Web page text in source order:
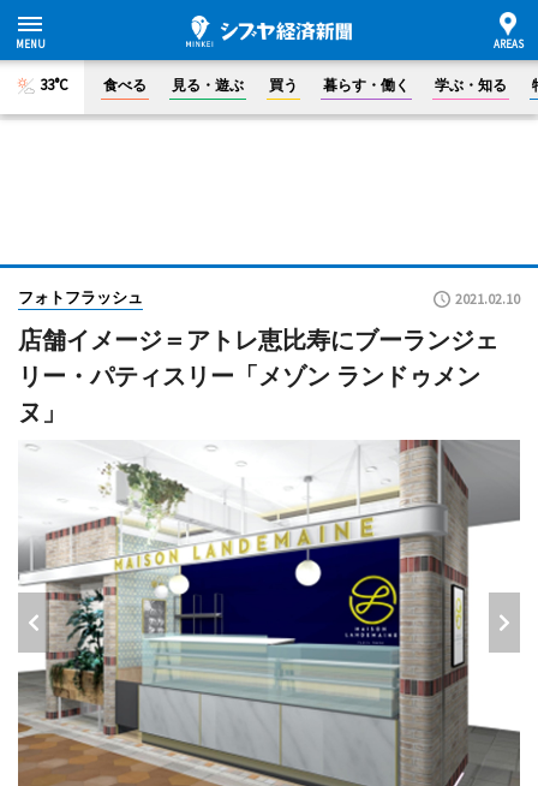
33°C 食べる 見る・遊ぶ 買う 暮らす・働く 学ぶ・知る
フォトフラッシュ 2021.02.10
店舗イメージ＝アトレ恵比寿にブーランジェ
リー・パティスリー「メゾン ランドゥメン
ヌ」